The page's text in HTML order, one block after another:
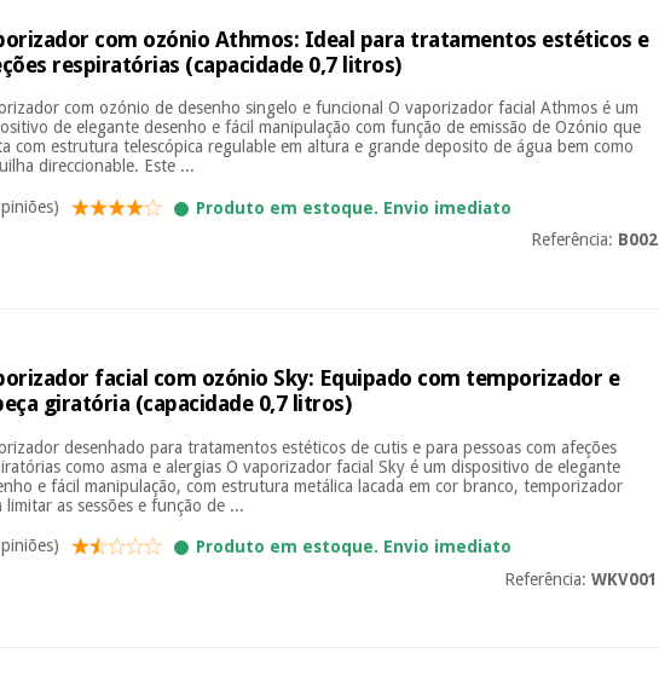
com ozónio Athmos: Ideal para tratamentos estéticos e
respiratórias (capacidade 0,7 litros)
com ozónio de desenho singelo e funcional O vaporizador facial Athmos é um
de elegante desenho e fácil manipulação com função de emissão de Ozónio que
com estrutura telescópica regulable em altura e grande deposito de água bem como
direccionable. Este ...
Produto em estoque. Envio imediato
Referência: B002
facial com ozónio Sky: Equipado com temporizador e
giratória (capacidade 0,7 litros)
desenhado para tratamentos estéticos de cutis e para pessoas com afeções
como asma e alergias O vaporizador facial Sky é um dispositivo de elegante
e fácil manipulação, com estrutura metálica lacada em cor branco, temporizador
limitar as sessões e função de ...
Produto em estoque. Envio imediato
Referência: WKV001